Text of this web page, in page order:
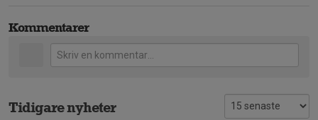
Kommentarer
Tidigare nyheter